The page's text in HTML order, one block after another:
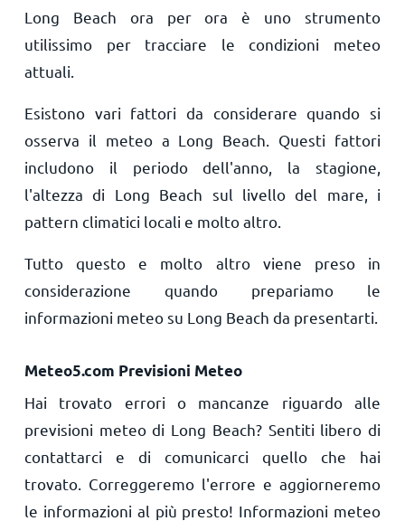
Long Beach ora per ora è uno strumento
utilissimo per tracciare le condizioni meteo
attuali.
Esistono vari fattori da considerare quando si
osserva il meteo a Long Beach. Questi fattori
includono il periodo dell'anno, la stagione,
l'altezza di Long Beach sul livello del mare, i
pattern climatici locali e molto altro.
Tutto questo e molto altro viene preso in
considerazione quando prepariamo le
informazioni meteo su Long Beach da presentarti.
Meteo5.com Previsioni Meteo
Hai trovato errori o mancanze riguardo alle
previsioni meteo di Long Beach? Sentiti libero di
contattarci e di comunicarci quello che hai
trovato. Correggeremo l'errore e aggiorneremo
le informazioni al più presto! Informazioni meteo